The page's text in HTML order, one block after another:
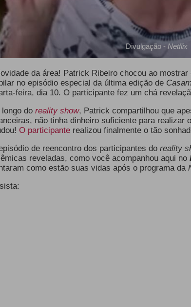
Divulgação - Netflix
da área! Patrick Ribeiro chocou ao
no episódio especial da última edição de
feira, dia 10. O participante fez um chá
longo do reality show, Patrick compartilhou que
não tinha dinheiro suficiente para realizar o
O participanterealizou finalmente o tão
de reencontro dos participantes do reality
reveladas, como você acompanhou aqui no
como estão suas vidas após o programa da